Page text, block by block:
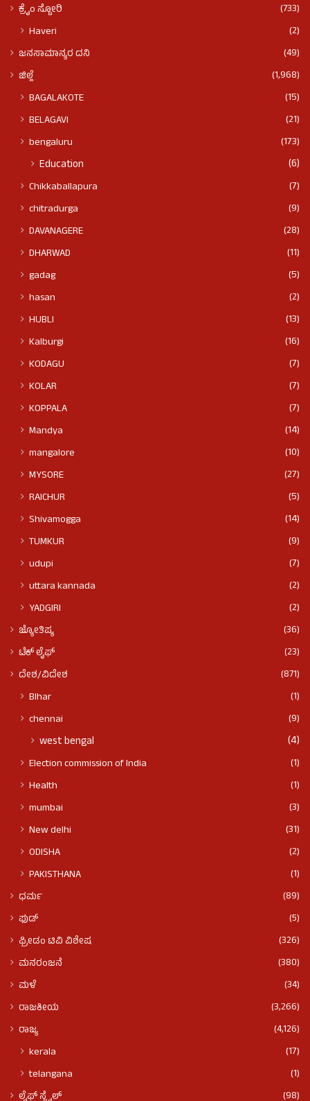
ಕ್ರೈಂ ಸ್ಟೋರಿ
(733)
Haveri (2)
ಜನಸಾಮಾನ್ಯರ ದನಿ
(49)
ಜಿಲ್ಲೆ
(1,968)
BAGALAKOTE
(15)
BELAGAVI
(21)
bengaluru
(173)
Education (6)
Chikkaballapura
(7)
chitradurga
(9)
DAVANAGERE
(28)
DHARWAD
(11)
gadag
(5)
hasan
(2)
HUBLI
(13)
Kalburgi
(16)
KODAGU
(7)
KOLAR
(7)
KOPPALA
(7)
Mandya
(14)
mangalore
(10)
MYSORE
(27)
RAICHUR
(5)
Shivamogga
(14)
TUMKUR
(9)
udupi
(7)
uttara kannada
(2)
YADGIRI
(2)
ಜ್ಯೋತಿಷ್ಯ
(36)
ಟೆಕ್ ಲೈಫ್
(23)
ದೇಶ/ವಿದೇಶ
(871)
BIhar
(1)
chennai
(9)
west bengal (4)
Election commission of India
(1)
Health
(1)
mumbai
(3)
New delhi
(31)
ODISHA
(2)
PAKISTHANA
(1)
ಧರ್ಮ
(89)
ಫುಡ್​​
(5)
ಫ್ರೀಡಂ ಟಿವಿ ವಿಶೇಷ
(326)
ಮನರಂಜನೆ
(380)
ಮಳೆ
(34)
ರಾಜಕೀಯ
(3,266)
ರಾಜ್ಯ
(4,126)
kerala
(17)
telangana
(1)
ಲೈಫ್ ಸ್ಟೈಲ್ (98)